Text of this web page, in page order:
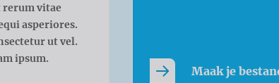
rerum vitae
asperiores.
ut vel.
ipsum.
Maak je